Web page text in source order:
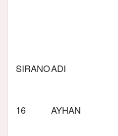
SIRANOADI
16 AYHAN